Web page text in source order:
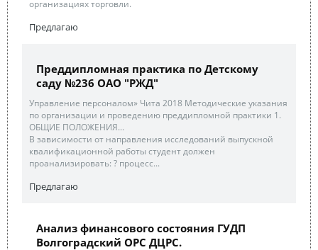
организациях торговли.
Предлагаю
Преддипломная практика по Детскому
саду №236 ОАО "РЖД"
Управление персоналом» Чита 2018 Методические указания
по организации и проведению преддипломной практики 1.
ОБЩИЕ ПОЛОЖЕНИЯ...
В зависимости от направления исследований выпускной
квалификационной работы студент должен
проанализировать: ? процесс...
Предлагаю
Анализ финансового состояния ГУДП
Волгоградский ОРС ДЦРС.